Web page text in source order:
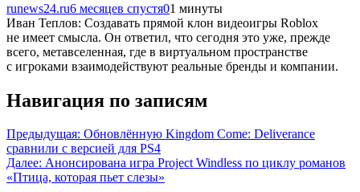
runews24.ru6 месяцев спустя01 минуты
Иван Теплов: Создавать прямой клон видеоигры Roblox
не имеет смысла. Он ответил, что сегодня это уже, прежде
всего, метавселенная, где в виртуальном пространстве
с игроками взаимодействуют реальные бренды и компании.
Навигация по записям
Предыдущая: Обновлённую Kingdom Come: Deliverance
сравнили с версией для PS4
Далее: Анонсирована игра Project Windless по циклу романов
«Птица, которая пьет слезы»